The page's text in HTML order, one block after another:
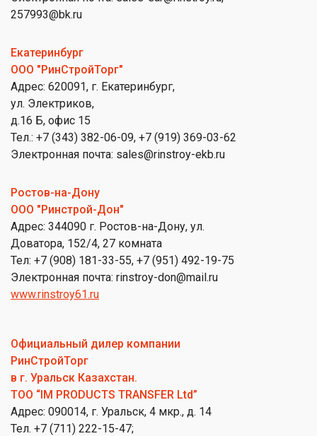
257993@bk.ru
Екатеринбург
ООО "РинСтройТорг"
Адрес: 620091, г. Екатеринбург,
ул. Электриков,
д.16 Б, офис 15
Тел.: +7 (343) 382-06-09, +7 (919) 369-03-62
Электронная почта: sales@rinstroy-ekb.ru
Ростов-на-Дону
ООО "Ринстрой-Дон"
Адрес: 344090 г. Ростов-на-Дону, ул.
Доватора, 152/4, 27 комната
Тел: +7 (908) 181-33-55, +7 (951) 492-19-75
Электронная почта: rinstroy-don@mail.ru
www.rinstroy61.ru
Официальный дилер компании
РинСтройТорг
в г. Уральск Казахстан.
ТОО “IM PRODUCTS TRANSFER Ltd”
Адрес: 090014, г. Уральск, 4 мкр., д. 14
Тел. +7 (711) 222-15-47;